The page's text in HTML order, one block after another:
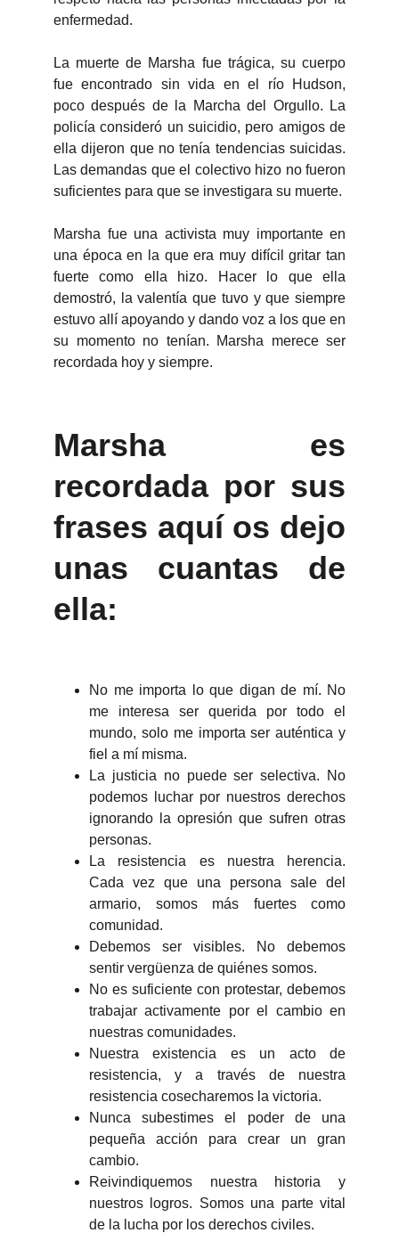
enfermedad.
La muerte de Marsha fue trágica, su cuerpo
fue encontrado sin vida en el río Hudson,
poco después de la Marcha del Orgullo. La
policía consideró un suicidio, pero amigos de
ella dijeron que no tenía tendencias suicidas.
Las demandas que el colectivo hizo no fueron
suficientes para que se investigara su muerte.
Marsha fue una activista muy importante en
una época en la que era muy difícil gritar tan
fuerte como ella hizo. Hacer lo que ella
demostró, la valentía que tuvo y que siempre
estuvo allí apoyando y dando voz a los que en
su momento no tenían. Marsha merece ser
recordada hoy y siempre.
Marsha es
recordada por sus
frases aquí os dejo
unas cuantas de
ella:
No me importa lo que digan de mí. No
me interesa ser querida por todo el
mundo, solo me importa ser auténtica y
fiel a mí misma.
La justicia no puede ser selectiva. No
podemos luchar por nuestros derechos
ignorando la opresión que sufren otras
personas.
La resistencia es nuestra herencia.
Cada vez que una persona sale del
armario, somos más fuertes como
comunidad.
Debemos ser visibles. No debemos
sentir vergüenza de quiénes somos.
No es suficiente con protestar, debemos
trabajar activamente por el cambio en
nuestras comunidades.
Nuestra existencia es un acto de
resistencia, y a través de nuestra
resistencia cosecharemos la victoria.
Nunca subestimes el poder de una
pequeña acción para crear un gran
cambio.
Reivindiquemos nuestra historia y
nuestros logros. Somos una parte vital
de la lucha por los derechos civiles.